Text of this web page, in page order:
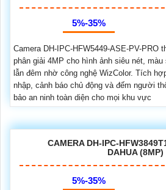
5%-35%
Camera DH-IPC-HFW5449-ASE-PV-PRO
phân giải 4MP cho hình ảnh siêu nét,
lẫn đêm nhờ công nghệ WizColor. Tích
nhập, cảnh báo chủ động và đếm người
bảo an ninh toàn diện cho mọi khu vực
CAMERA DH-IPC-
DAHUA (8MP)
5%-35%